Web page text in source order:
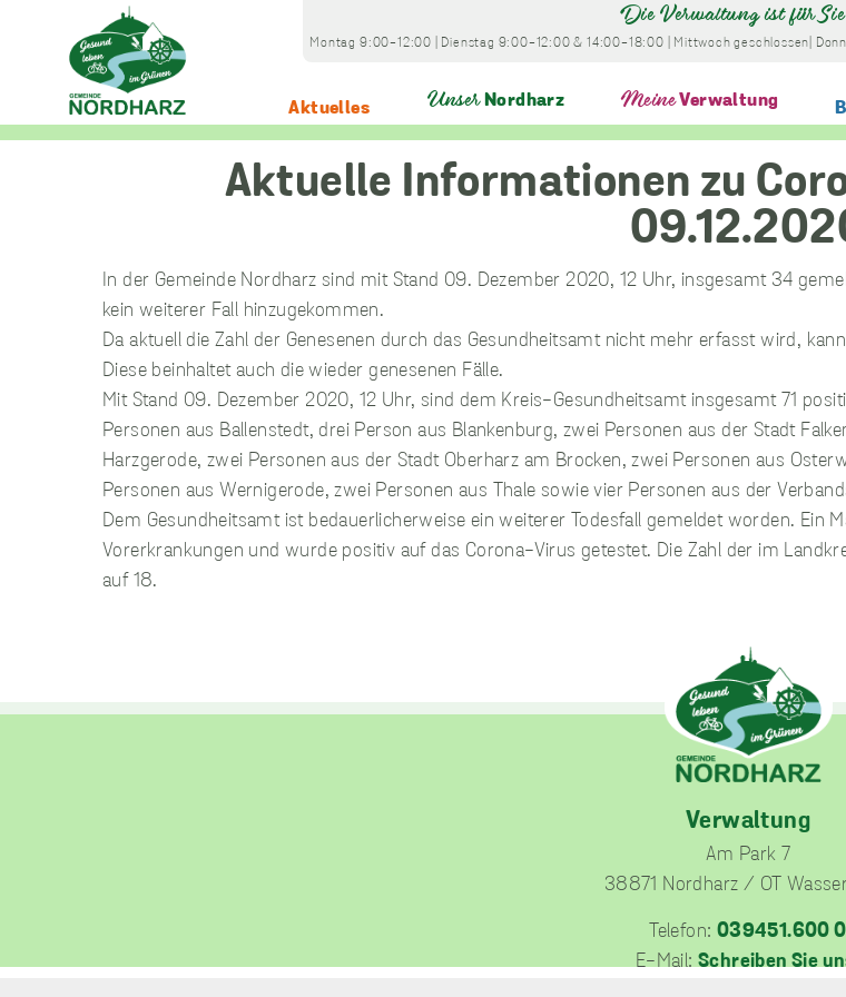
Die Verwaltung ist für
Montag 9:00-12:00 Dienstag 9:00-12:00& 14:00-18:00 Mittwoch geschlossen
Aktuelles UnserNordharz MeineVerwaltung
Home Aktuelles Covid-19 News Aktuelle Informationen zu Corona-Neuinfektionen – 09.12.2020
In der Gemeinde Nordharz sind mit Stand 09. Dezember 2020, 12 Uhr, insgesamt 34
kein weiterer Fall hinzugekommen.
Da aktuell die Zahl der Genesenen durch das Gesundheitsamt nicht mehr erfasst wird,
Diese beinhaltet auch die wieder genesenen Fälle.
Mit Stand 09. Dezember 2020, 12 Uhr, sind dem Kreis-Gesundheitsamt insgesamt 71
Personen aus Ballenstedt, drei Person aus Blankenburg, zwei Personen aus der Stadt
Harzgerode, zwei Personen aus der Stadt Oberharz am Brocken, zwei Personen aus
Personen aus Wernigerode, zwei Personen aus Thale sowie vier Personen aus der
Dem Gesundheitsamt ist bedauerlicherweise ein weiterer Todesfall gemeldet worden. Ein
Vorerkrankungen und wurde positiv auf das Corona-Virus getestet. Die Zahl der im
auf 18.
Verwaltung
Am Park 7
38871 Nordharz / OT
Telefon: 039451.600 0
E-Mail:Schreiben Sie
damit
und
stellen
Sie
andere
wie